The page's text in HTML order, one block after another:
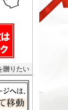
贈りたい